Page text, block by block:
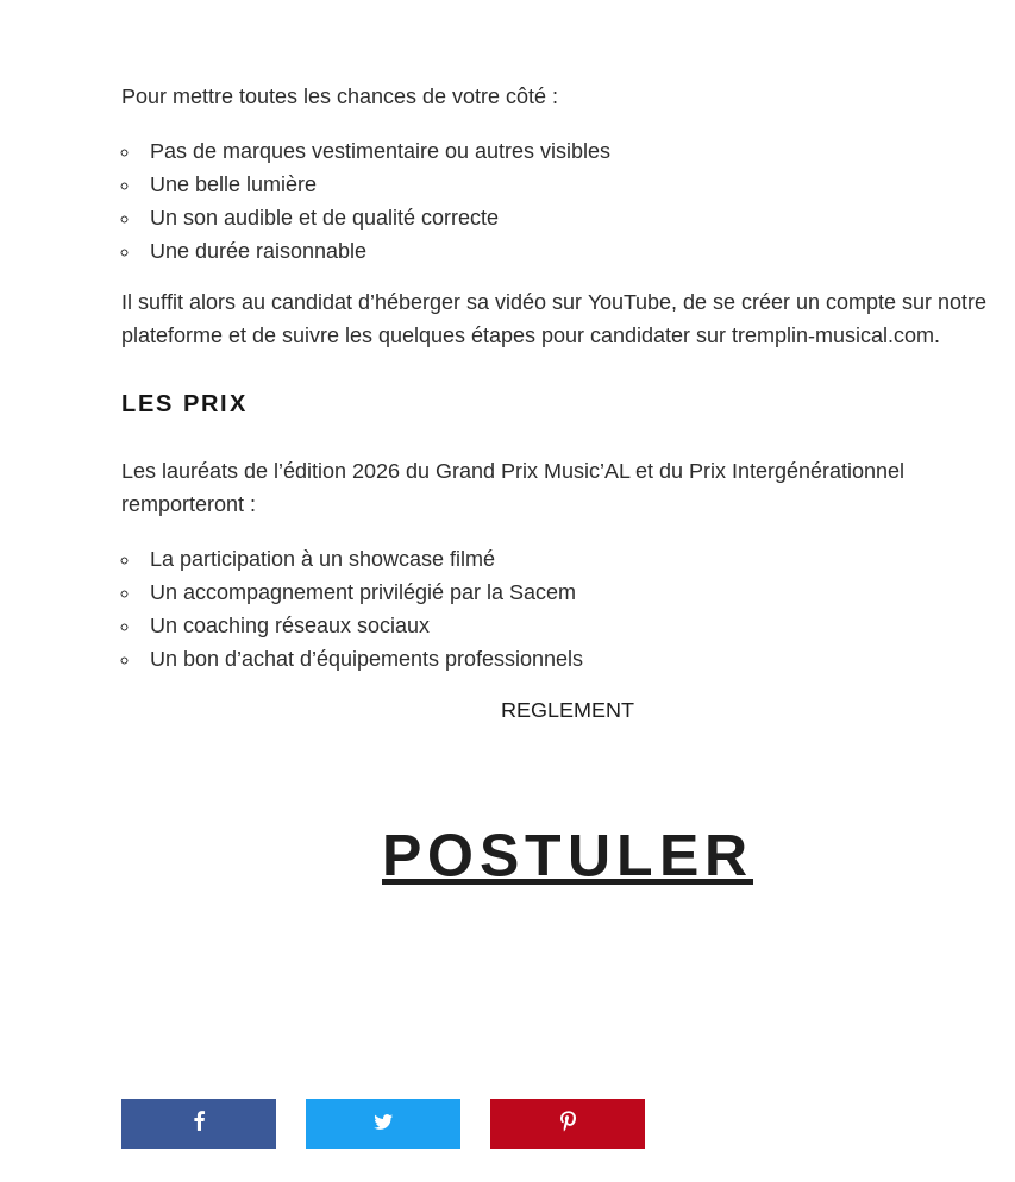
Pour mettre toutes les chances de votre côté :
Pas de marques vestimentaire ou autres visibles
Une belle lumière
Un son audible et de qualité correcte
Une durée raisonnable
Il suffit alors au candidat d’héberger sa vidéo sur YouTube, de se créer un compte sur notre
plateforme et de suivre les quelques étapes pour candidater sur tremplin-musical.com.
LES PRIX
Les lauréats de l’édition 2026 du Grand Prix Music’AL et du Prix Intergénérationnel
remporteront :
La participation à un showcase filmé
Un accompagnement privilégié par la Sacem
Un coaching réseaux sociaux
Un bon d’achat d’équipements professionnels
REGLEMENT
POSTULER